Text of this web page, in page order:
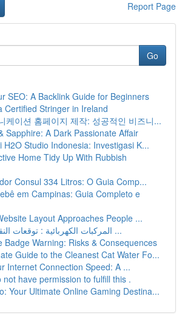
Report Page
Go
SEO: A Backlink Guide for Beginners
Certified Stringer in Ireland
케이션 홈페이지 제작: 성공적인 비즈니...
Sapphire: A Dark Passionate Affair
H2O Studio Indonesia: Investigasi K...
Home Tidy Up With Rubbish
Consul 334 Litros: O Guia Comp...
em Campinas: Guia Completo e
Layout Approaches People ...
المركبات الكهربائية : توقعات النقل الصديق ...
Badge Warning: Risks & Consequences
Guide to the Cleanest Cat Water Fo...
Internet Connection Speed: A ...
not have permission to fulfill this .
Your Ultimate Online Gaming Destina...